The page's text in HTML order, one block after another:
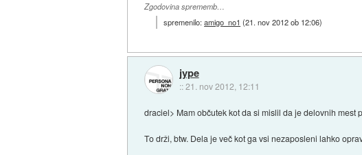
Zgodovina sprememb…
spremenilo:amigo_no1 (21. nov 2012 ob 12:06)
jype
::21. nov 2012, 12:11
draciel> Mam občutek kot da si mislil da je delovnih
To drži, btw. Dela je več kot ga vsi nezaposleni lahko